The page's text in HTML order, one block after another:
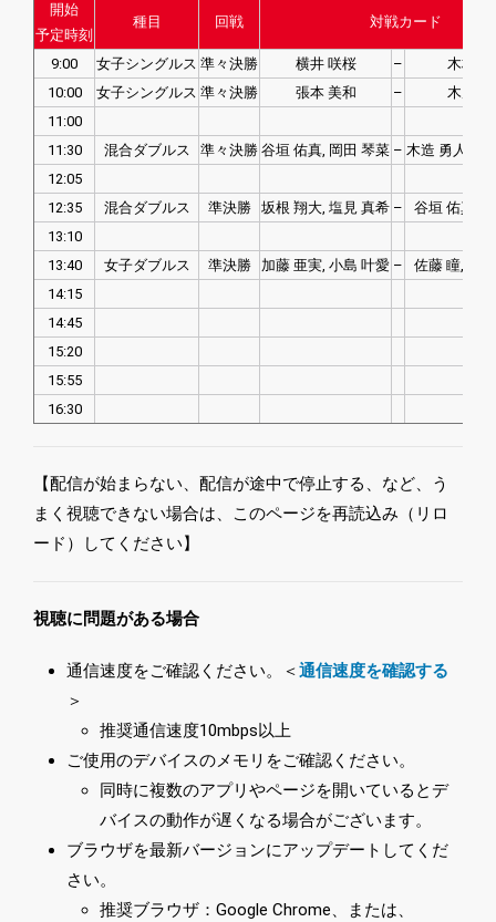
開始
予定時刻
種目 回戦 対戦カード
9:00 女子シングルス 準々決勝 横井 咲桜 –
木村
10:00
女子シングルス 準々決勝 張本 美和 –
木原
11:00
11:30
混合ダブルス 準々決勝 谷垣 佑真, 岡田 琴菜 – 木造 勇人, 安
12:05
12:35
混合ダブルス 準決勝 坂根 翔大, 塩見 真希 –
谷垣 佑真,
13:10
13:40
女子ダブルス 準決勝 加藤 亜実, 小島 叶愛 –
佐藤 瞳, 橋
14:15
14:45
15:20
15:55
16:30
【配信が始まらない、配信が途中で停止する、など、う
まく視聴できない場合は、このページを再読込み（リロ
ード）してください】
視聴に問題がある場合
通信速度をご確認ください。＜通信速度を確認する
＞
推奨通信速度10mbps以上
ご使用のデバイスのメモリをご確認ください。
同時に複数のアプリやページを開いているとデ
バイスの動作が遅くなる場合がございます。
ブラウザを最新バージョンにアップデートしてくだ
さい。
推奨ブラウザ：Google Chrome、または、